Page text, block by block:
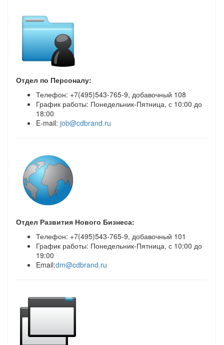
Отдел по Персоналу:
Телефон: +7(495)543-765-9, добавочный 108
График работы: Понедельник-Пятница, с 10:00 до
18:00
E-mail: job@cdbrand.ru
Отдел Развития Нового Бизнеса:
Телефон: +7(495)543-765-9, добавочный 101
График работы: Понедельник-Пятница, с 10:00 до
19:00
Email:dm@cdbrand.ru